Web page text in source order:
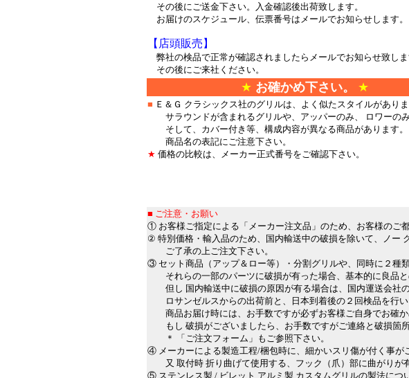
その後にご送金下さい。入金確認後出荷致します。
お届けのスケジュール、伝票番号はメールでお知らせします。
【店頭販売】
弊社の検品で正常が確認されましたらメールでお知らせ致しま
その後にご来社ください。
★ お確かめ下さい。 ★
■ Ｅ＆Ｇ クラシックス社のグリルは、よく似たスタイルがありま
サラウンドが含まれるグリルや、アッパーのみ、 ロワーのみ
そして、カバー付き等、構成内容が異なる商品があります。
商品名の表記にご注意下さい。
★ 価格の比較は、メーカー正式番号をご確認下さい。
■ ご注意・お願い
① お客様ご指定による「メーカー注文品」のため、お客様のご
② 特別価格・輸入品のため、国内輸送中の破損を除いて、ノー
ご了承の上ご注文下さい。
③ セット商品（アップ＆ロー等）・分割グリルや、同時に２種
それらの一部のパーツに破損が有った場合、基本的に良品と
但し 国内輸送中に破損の原因が有る場合は、国内運送会社の
ロサンゼルスからの出荷前と、日本到着後の２回検品を行い
商品お届け時には、お手数ですが必ずお客様ご自身でお確か
もし 破損がございましたら、お手数ですがご連絡と破損箇所
＊ 「ご注文フォーム」もご参照下さい。
④ メーカーによる製造工程/梱包時に、細かいスリ傷が付く事が
又 取付時 折り曲げて使用する、フック（爪）部に曲がり
⑤ ステンレス製 / ビレット アルミ製 カスタムグリルの製法につ